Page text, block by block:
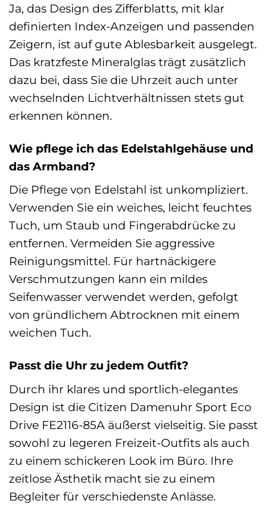
Ja, das Design des Zifferblatts, mit klar
definierten Index-Anzeigen und passenden
Zeigern, ist auf gute Ablesbarkeit ausgelegt.
Das kratzfeste Mineralglas trägt zusätzlich
dazu bei, dass Sie die Uhrzeit auch unter
wechselnden Lichtverhältnissen stets gut
erkennen können.
Wie pflege ich das Edelstahlgehäuse und
das Armband?
Die Pflege von Edelstahl ist unkompliziert.
Verwenden Sie ein weiches, leicht feuchtes
Tuch, um Staub und Fingerabdrücke zu
entfernen. Vermeiden Sie aggressive
Reinigungsmittel. Für hartnäckigere
Verschmutzungen kann ein mildes
Seifenwasser verwendet werden, gefolgt
von gründlichem Abtrocknen mit einem
weichen Tuch.
Passt die Uhr zu jedem Outfit?
Durch ihr klares und sportlich-elegantes
Design ist die Citizen Damenuhr Sport Eco
Drive FE2116-85A äußerst vielseitig. Sie passt
sowohl zu legeren Freizeit-Outfits als auch
zu einem schickeren Look im Büro. Ihre
zeitlose Ästhetik macht sie zu einem
Begleiter für verschiedenste Anlässe.